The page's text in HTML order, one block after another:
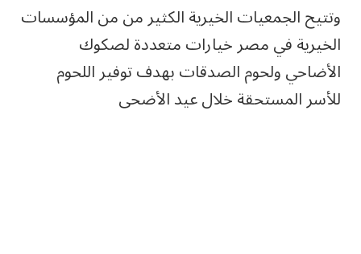
وتتيح الجمعيات الخيرية الكثير من من المؤسسات
الخيرية في مصر خيارات متعددة لصكوك
الأضاحي ولحوم الصدقات بهدف توفير اللحوم
للأسر المستحقة خلال عيد الأضحى